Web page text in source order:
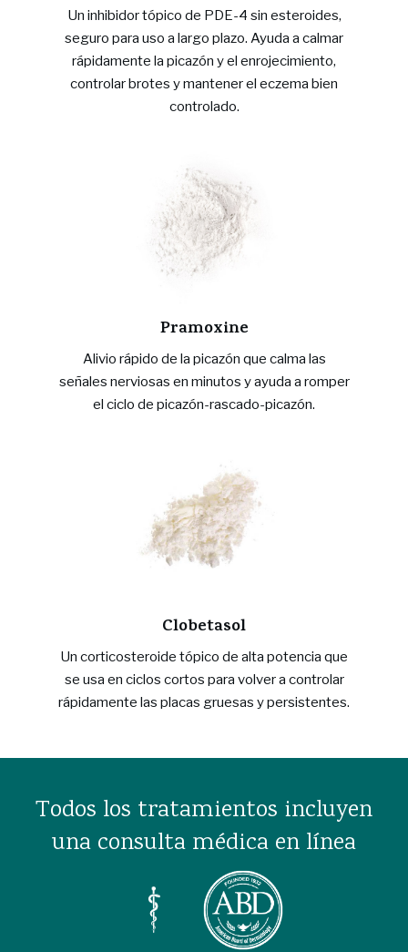
Un inhibidor tópico de PDE-4 sin esteroides,
seguro para uso a largo plazo. Ayuda a calmar
rápidamente la picazón y el enrojecimiento,
controlar brotes y mantener el eczema bien
controlado.
Pramoxine
Alivio rápido de la picazón que calma las
señales nerviosas en minutos y ayuda a romper
el ciclo de picazón-rascado-picazón.
Clobetasol
Un corticosteroide tópico de alta potencia que
se usa en ciclos cortos para volver a controlar
rápidamente las placas gruesas y persistentes.
Todos los tratamientos incluyen
una consulta médica en línea